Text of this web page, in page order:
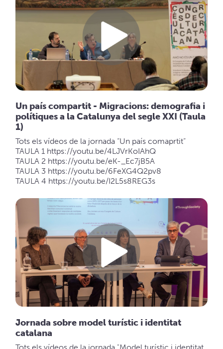
Un país compartit - Migracions: demografia i
polítiques a la Catalunya del segle XXI (Taula
1)
Tots els vídeos de la jornada “Un país comaprtit”
TAULA 1 https://youtu.be/4LJVrKoIAhQ
TAULA 2 https://youtu.be/eK-_Ec7jB5A
TAULA 3 https://youtu.be/6FeXG4Q2pv8
TAULA 4 https://youtu.be/I2L5s8REG3s
Jornada sobre model turístic i identitat
catalana
Tots els vídeos de la jornada "Model turístic i identitat